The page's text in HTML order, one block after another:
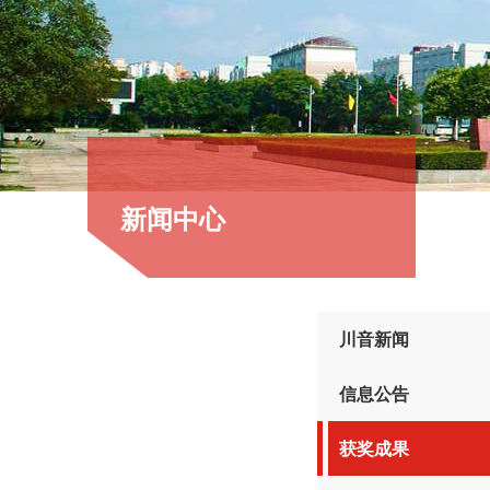
新闻中心
川音新闻
信息公告
获奖成果